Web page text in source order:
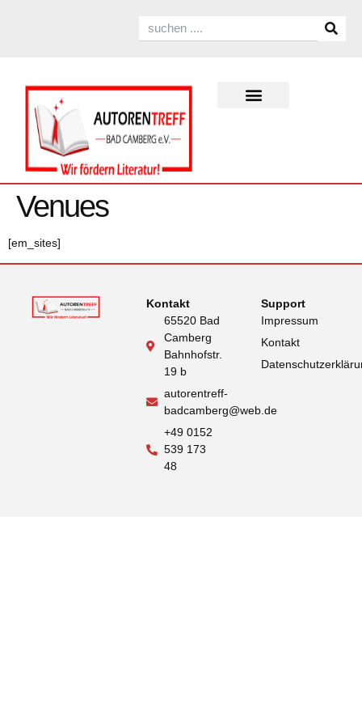
Venues
[em_sites]
Kontakt
65520 Bad
Camberg
Bahnhofstr.
19 b
autorentreff-
badcamberg@web.de
+49 0152
539 173
48
Support
Impressum
Kontakt